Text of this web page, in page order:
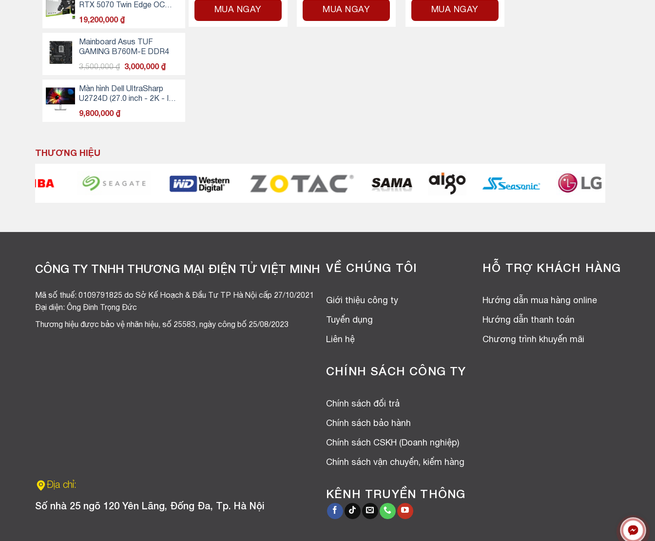
RTX 5070 Twin Edge OC
12GB
19,200,000 ₫
Mainboard Asus TUF
GAMING B760M-E DDR4
3,500,000₫
Giá
là:
3,500,000 ₫.
3,000,000 ₫
Màn hình Dell UltraSharp
U2724D (27.0 inch - 2K - IPS
- 120Hz - 5ms - TMDS -
VRR - USB TypeC)
9,800,000 ₫
MUA NGAY MUA NGAY MUA NGAY
THƯƠNG HIỆU
CÔNG TY TNHH THƯƠNG MẠI ĐIỆN TỬ VIỆT MINH
Mã số thuế: 0109791825 do Sở Kế Hoạch & Đầu Tư TP Hà Nội cấp 27/10/2021
Đại diện: Ông Đinh Trọng Đức
Thương hiệu được bảo vệ nhãn hiệu, số 25583, ngày công bố 25/08/2023
Địa chỉ:
Số nhà 25 ngõ 120 Yên Lãng, Đống Đa, Tp. Hà Nội
VỀ CHÚNG TÔI
Giới thiệu công ty
Tuyển dụng
Liên hệ
HỖ TRỢ KHÁCH HÀNG
Hướng dẫn mua hàng online
Hướng dẫn thanh toán
Chương trình khuyến mãi
CHÍNH SÁCH CÔNG TY
Chính sách đổi trả
Chính sách bảo hành
Chính sách CSKH (Doanh nghiệp)
Chính sách vận chuyển, kiểm hàng
KÊNH TRUYỀN THÔNG